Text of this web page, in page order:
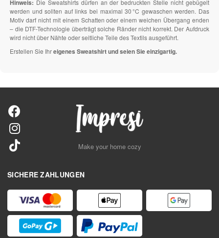
Hinweis: Die Sweatshirts dürfen an der bedruckten Stelle nicht gebügelt
werden und sollten auf links bei maximal 30 °C gewaschen werden. Das
Motiv darf nicht mit einem Schatten oder einem weichen Übergang enden
– die DTF-Technologie überträgt solche Ränder nicht korrekt. Der Aufdruck
wird nicht über Nähte oder seitliche Teile des Textils ausgeführt.
Erstellen Sie Ihreigenes Sweatshirt und seien Sie einzigartig.
Make your home cozy
SICHERE ZAHLUNGEN